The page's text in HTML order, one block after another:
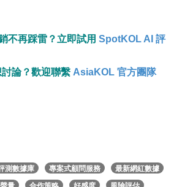
不再踩雷？立即試用 SpotKOL AI 評
論？歡迎聯繫 AsiaKOL 官方團隊
測數據庫 專案式顧問服務
最新網紅數據